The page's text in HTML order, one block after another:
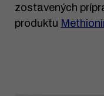
zostavených
produktu